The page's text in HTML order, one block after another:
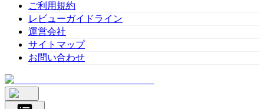
ご利用規約
レビューガイドライン
運営会社
サイトマップ
お問い合わせ